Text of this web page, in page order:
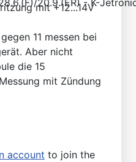
20.9.(ER) - K-
mit +12...14V
11 messen bei
Aber nicht
die 15
mit Zündung
account to join the